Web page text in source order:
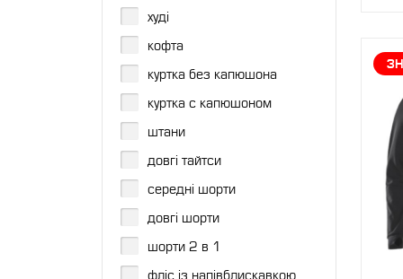
худі
кофта
куртка без капюшона
куртка с капюшоном
штани
довгі тайтси
середні шорти
довгі шорти
шорти 2 в 1
фліс із напівблискавкою